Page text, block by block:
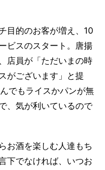
目的のお客が増え、10
ビスのスタート。唐揚
店員が「ただいまの時
がございます」と提
でもライスかパンが無
、気が利いているので
お酒を楽しむ人達もち
下でなければ、いつお